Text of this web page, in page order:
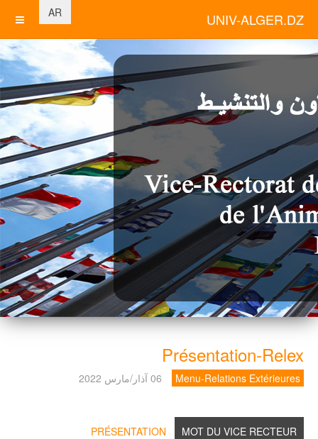
UNIV-ALGER.DZ
اختر لغتك
AR
Présentation-Relex
Menu-Relations Extérieures 06 آذار/مارس 2022
MOT DU VICE RECTEUR
PRÉSENTATION